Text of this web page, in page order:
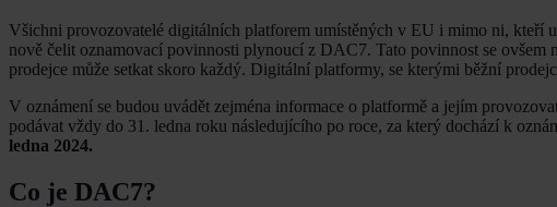
Všichni provozovatelé digitálních platforem umístěných v EU i mimo ni, kteří
nově čelit oznamovací povinnosti plynoucí z DAC7. Tato povinnost se
prodejce může setkat skoro každý. Digitální platformy, se kterými běžní
V oznámení se budou uvádět zejména informace o platformě a jejím
podávat vždy do 31. ledna roku následujícího po roce, za který dochází k
ledna 2024.
Co je DAC7?